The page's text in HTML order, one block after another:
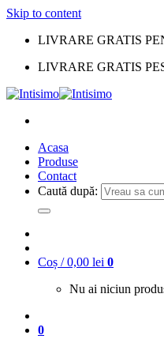
Skip to content
LIVRARE GRATIS
LIVRARE GRATIS
Acasa
Produse
Contact
Caută după:
Coș /0,00 lei 0
Nu ai niciun
0